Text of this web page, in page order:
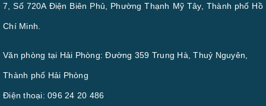
7, Số 720A Điện Biên Phủ, Phường Thạnh Mỹ Tây, Thành phố Hồ
Chí Minh.
Văn phòng tại Hải Phòng: Đường 359 Trung Hà, Thuỷ Nguyên,
Thành phố Hải Phòng
Điện thoại: 096 24 20 486